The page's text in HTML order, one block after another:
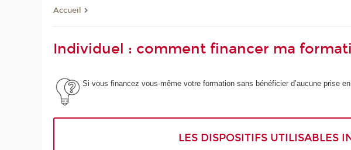
Accueil
Individuel : comment financer ma
Si vous financez vous-même votre formation sans bénéficier d’aucune prise
LES DISPOSITIFS UTILISABLES